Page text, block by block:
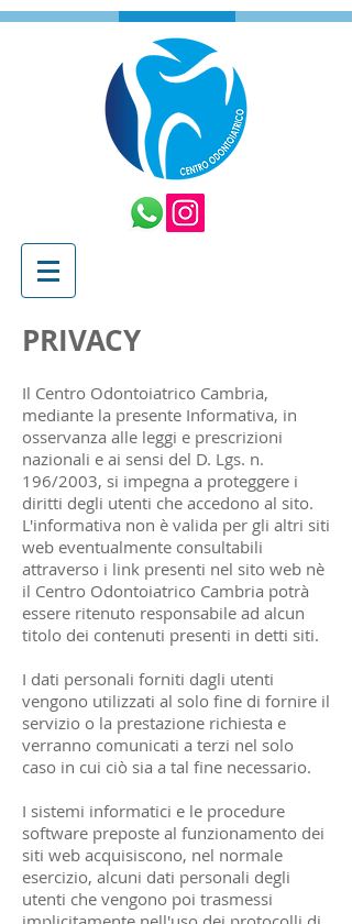
PRIVACY
Il Centro Odontoiatrico Cambria,
mediante la presente Informativa, in
osservanza alle leggi e prescrizioni
nazionali e ai sensi del D. Lgs. n.
196/2003, si impegna a proteggere i
diritti degli utenti che accedono al sito.
L'informativa non è valida per gli altri siti
web eventualmente consultabili
attraverso i link presenti nel sito web nè
il Centro Odontoiatrico Cambria potrà
essere ritenuto responsabile ad alcun
titolo dei contenuti presenti in detti siti.
I dati personali forniti dagli utenti
vengono utilizzati al solo fine di fornire il
servizio o la prestazione richiesta e
verranno comunicati a terzi nel solo
caso in cui ciò sia a tal fine necessario.
I sistemi informatici e le procedure
software preposte al funzionamento dei
siti web acquisiscono, nel normale
esercizio, alcuni dati personali degli
utenti che vengono poi trasmessi